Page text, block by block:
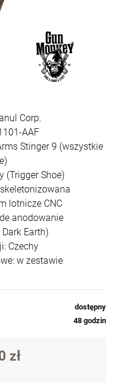
Corp.
AAF
Stinger 9 (wszystkie
(Trigger Shoe)
lotnicze CNC
anodowanie
Dark Earth)
Czechy
w zestawie
dostępny
48 godzin
zł